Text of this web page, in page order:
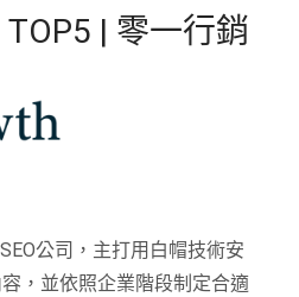
| 零一行銷
公司，主打用白帽技術安
，並依照企業階段制定合適